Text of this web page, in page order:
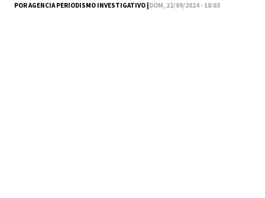
POR AGENCIA PERIODISMO INVESTIGATIVO |DOM, 22/09/2024 - 18:03